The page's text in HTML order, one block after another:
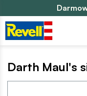
Darth Maul's